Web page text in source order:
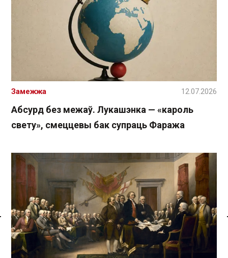
Спасылка без VPN
Абсурд без межаў. Лукашэнка — «кароль
свету», смеццевы бак супраць Фаража
Замежжа 12.07.2026